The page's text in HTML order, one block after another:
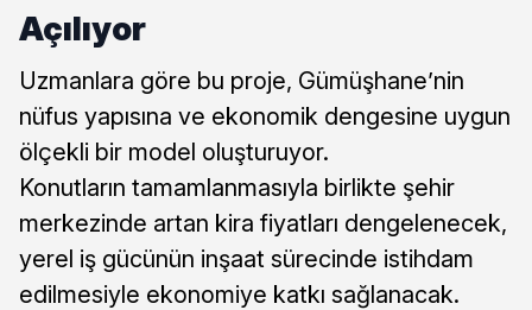
Açılıyor
Uzmanlara göre bu proje, Gümüşhane’nin
nüfus yapısına ve ekonomik dengesine uygun
ölçekli bir model oluşturuyor.
Konutların tamamlanmasıyla birlikte şehir
merkezinde artan kira fiyatları dengelenecek,
yerel iş gücünün inşaat sürecinde istihdam
edilmesiyle ekonomiye katkı sağlanacak.